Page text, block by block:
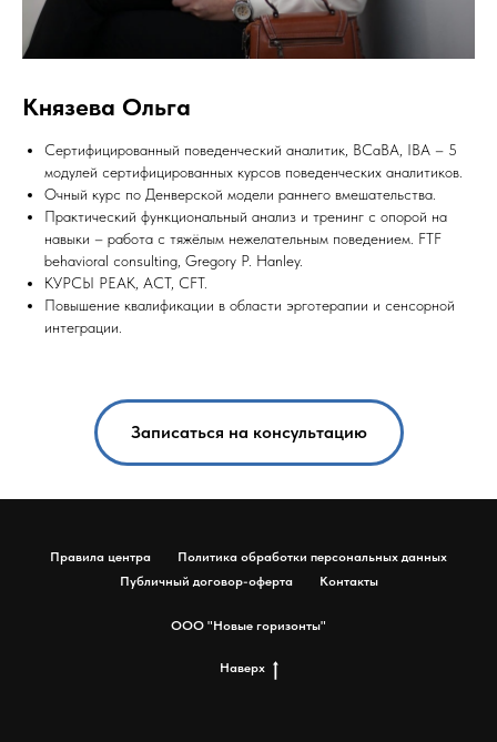
Князева Ольга
Сертифицированный поведенческий аналитик, ВСаВА, IВА – 5
модулей сертифицированных курсов поведенческих аналитиков.
Очный курс по Денверской модели раннего вмешательства.
Практический функциональный анализ и тренинг с опорой на
навыки – работа с тяжёлым нежелательным поведением. FTF
behavioral consulting, Gregory P. Hanley.
КУРСЫ PEAK, ACT, CFT.
Повышение квалификации в области эрготерапии и сенсорной
интеграции.
Записаться на консультацию
Правила центра
Политика обработки персональных данных
Публичный договор-оферта
Контакты
ООО "Новые горизонты"
Наверх